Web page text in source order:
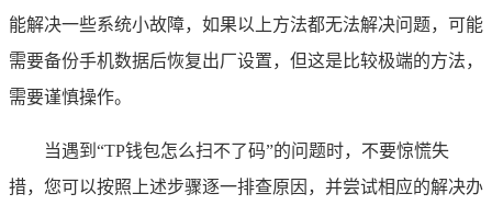
能解决一些系统小故障，如果以上方法都无法解决问题，可能
需要备份手机数据后恢复出厂设置，但这是比较极端的方法，
需要谨慎操作。
当遇到“TP钱包怎么扫不了码”的问题时，不要惊慌失
措，您可以按照上述步骤逐一排查原因，并尝试相应的解决办